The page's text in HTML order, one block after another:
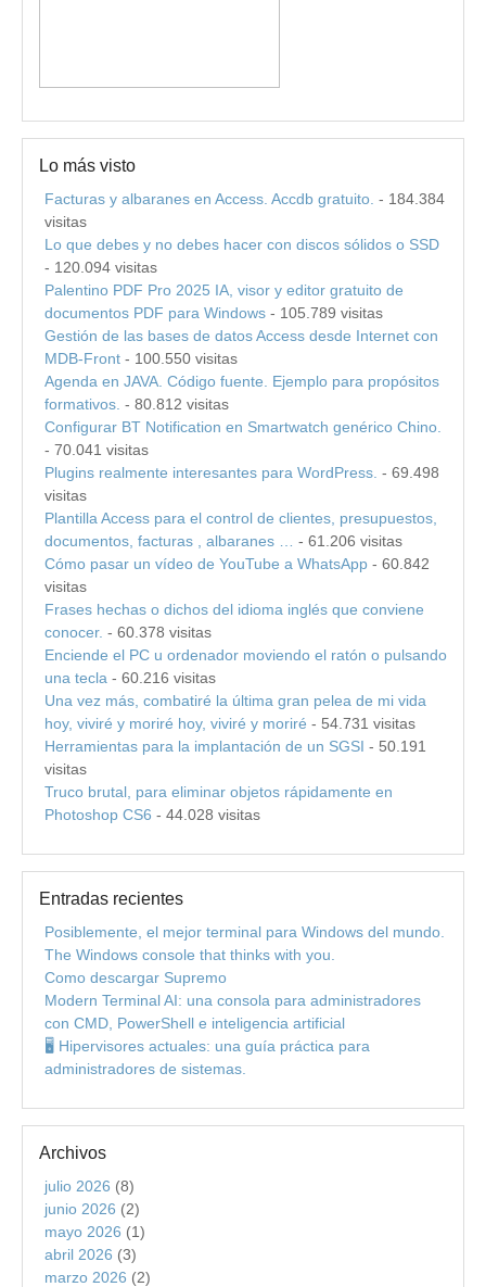
Lo más visto
Facturas y albaranes en Access. Accdb gratuito. - 184.384
visitas
Lo que debes y no debes hacer con discos sólidos o SSD
- 120.094 visitas
Palentino PDF Pro 2025 IA, visor y editor gratuito de
documentos PDF para Windows - 105.789 visitas
Gestión de las bases de datos Access desde Internet con
MDB-Front - 100.550 visitas
Agenda en JAVA. Código fuente. Ejemplo para propósitos
formativos. - 80.812 visitas
Configurar BT Notification en Smartwatch genérico Chino.
- 70.041 visitas
Plugins realmente interesantes para WordPress. - 69.498
visitas
Plantilla Access para el control de clientes, presupuestos,
documentos, facturas , albaranes …
- 61.206 visitas
Cómo pasar un vídeo de YouTube a WhatsApp - 60.842
visitas
Frases hechas o dichos del idioma inglés que conviene
conocer. - 60.378 visitas
Enciende el PC u ordenador moviendo el ratón o pulsando
una tecla - 60.216 visitas
Una vez más, combatiré la última gran pelea de mi vida
hoy, viviré y moriré hoy, viviré y moriré - 54.731 visitas
Herramientas para la implantación de un SGSI - 50.191
visitas
Truco brutal, para eliminar objetos rápidamente en
Photoshop CS6 - 44.028 visitas
Entradas recientes
Posiblemente, el mejor terminal para Windows del mundo.
The Windows console that thinks with you.
Como descargar Supremo
Modern Terminal AI: una consola para administradores
con CMD, PowerShell e inteligencia artificial
🖥️ Hipervisores actuales: una guía práctica para
administradores de sistemas.
Archivos
julio 2026 (8)
junio 2026 (2)
mayo 2026 (1)
abril 2026 (3)
marzo 2026 (2)